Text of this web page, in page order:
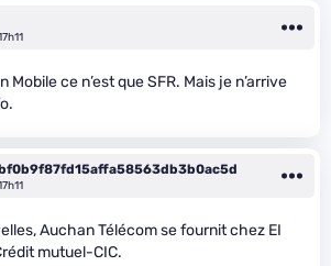
Mobile ce n’est que SFR. Mais je n’arrive
Auchan Télécom se fournit chez EI
mutuel-CIC.